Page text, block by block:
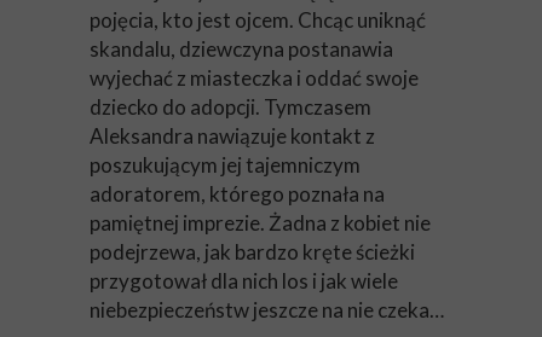
pojęcia, kto jest ojcem. Chcąc uniknąć
skandalu, dziewczyna postanawia
wyjechać z miasteczka i oddać swoje
dziecko do adopcji. Tymczasem
Aleksandra nawiązuje kontakt z
poszukującym jej tajemniczym
adoratorem, którego poznała na
pamiętnej imprezie. Żadna z kobiet nie
podejrzewa, jak bardzo kręte ścieżki
przygotował dla nich los i jak wiele
niebezpieczeństw jeszcze na nie czeka…